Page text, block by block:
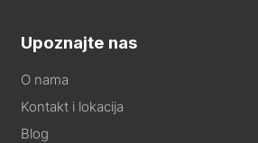
Upoznajte nas
O nama
Kontakt i lokacija
Blog